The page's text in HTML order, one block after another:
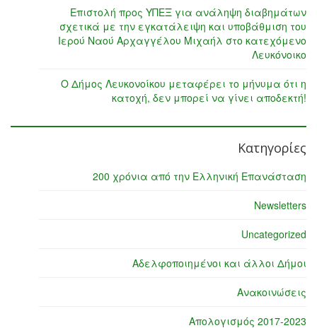
Επιστολή προς ΥΠΕΞ για ανάληψη διαβημάτων
σχετικά με την εγκατάλειψη και υποβάθμιση του
Ιερού Ναού Αρχαγγέλου Μιχαήλ στο κατεχόμενο
Λευκόνοικο
Ο Δήμος Λευκονοίκου μεταφέρει το μήνυμα ότι η
κατοχή, δεν μπορεί να γίνει αποδεκτή!
Κατηγορίες
200 χρόνια από την Ελληνική Επανάσταση
Newsletters
Uncategorized
Αδελφοποιημένοι και άλλοι Δήμοι
Ανακοινώσεις
Απολογισμός 2017-2023